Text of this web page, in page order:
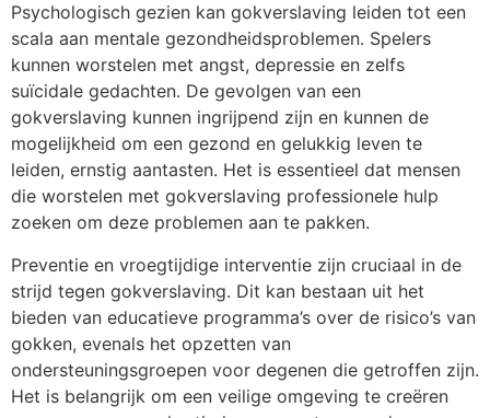
Psychologisch gezien kan gokverslaving leiden tot een
scala aan mentale gezondheidsproblemen. Spelers
kunnen worstelen met angst, depressie en zelfs
suïcidale gedachten. De gevolgen van een
gokverslaving kunnen ingrijpend zijn en kunnen de
mogelijkheid om een gezond en gelukkig leven te
leiden, ernstig aantasten. Het is essentieel dat mensen
die worstelen met gokverslaving professionele hulp
zoeken om deze problemen aan te pakken.
Preventie en vroegtijdige interventie zijn cruciaal in de
strijd tegen gokverslaving. Dit kan bestaan uit het
bieden van educatieve programma’s over de risico’s van
gokken, evenals het opzetten van
ondersteuningsgroepen voor degenen die getroffen zijn.
Het is belangrijk om een veilige omgeving te creëren